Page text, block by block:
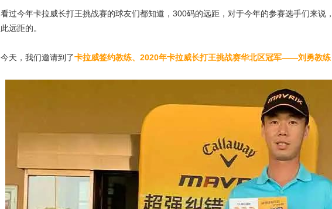
看过今年卡拉威长打王挑战赛的球友们都知道，300码的远距，对于今年的参赛选手们来
此远距的。
今天，我们邀请到了卡拉威签约教练、2020年卡拉威长打王挑战赛华北区冠军——刘勇教练